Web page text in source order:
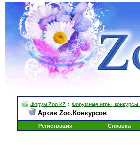
Форум Zoo.kZ > Форумные игры, конкурсы
Архив Zoo.Конкурсов
Регистрация Справка